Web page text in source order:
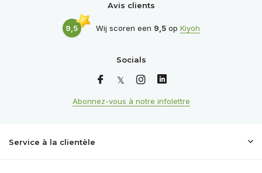
Avis clients
9,5 Wij scoren een 9,5op Kiyoh
Socials
Abonnez-vous à notre infolettre
Service à la clientèle